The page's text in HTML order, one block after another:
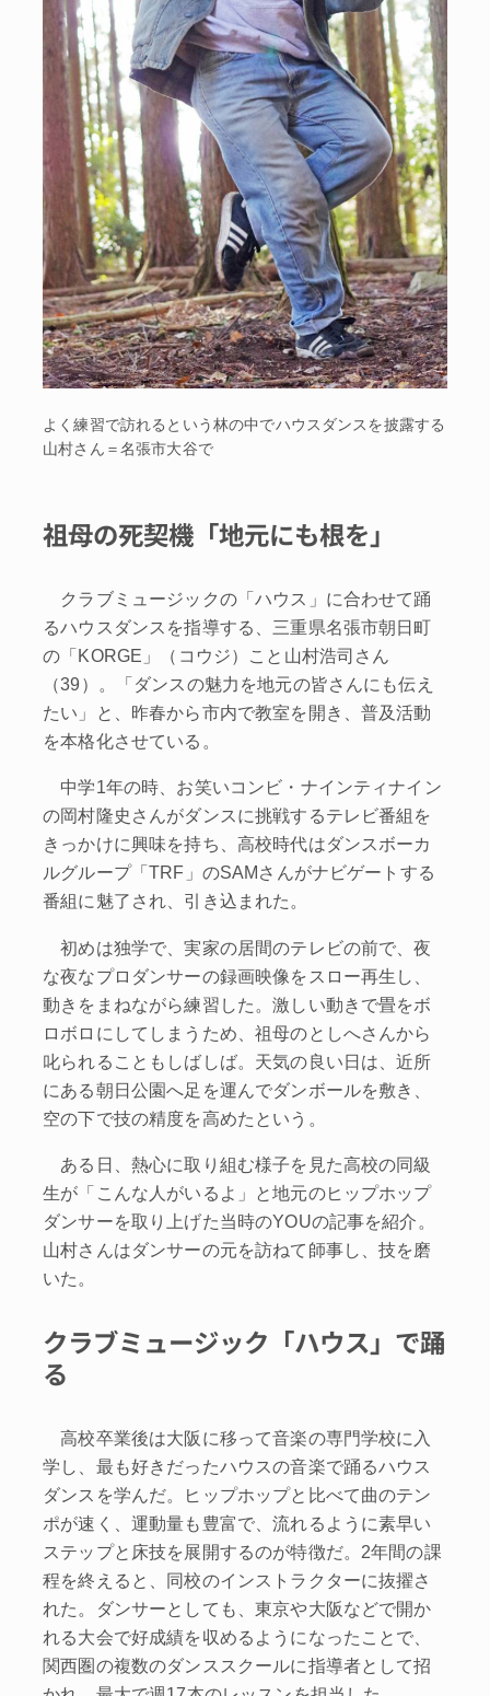
よく練習で訪れるという林の中でハウスダンスを披露する
山村さん＝名張市大谷で
祖母の死契機「地元にも根を」
クラブミュージックの「ハウス」に合わせて踊
るハウスダンスを指導する、三重県名張市朝日町
の「KORGE」（コウジ）こと山村浩司さん
（39）。「ダンスの魅力を地元の皆さんにも伝え
たい」と、昨春から市内で教室を開き、普及活動
を本格化させている。
中学1年の時、お笑いコンビ・ナインティナイン
の岡村隆史さんがダンスに挑戦するテレビ番組を
きっかけに興味を持ち、高校時代はダンスボーカ
ルグループ「TRF」のSAMさんがナビゲートする
番組に魅了され、引き込まれた。
初めは独学で、実家の居間のテレビの前で、夜
な夜なプロダンサーの録画映像をスロー再生し、
動きをまねながら練習した。激しい動きで畳をボ
ロボロにしてしまうため、祖母のとしへさんから
叱られることもしばしば。天気の良い日は、近所
にある朝日公園へ足を運んでダンボールを敷き、
空の下で技の精度を高めたという。
ある日、熱心に取り組む様子を見た高校の同級
生が「こんな人がいるよ」と地元のヒップホップ
ダンサーを取り上げた当時のYOUの記事を紹介。
山村さんはダンサーの元を訪ねて師事し、技を磨
いた。
クラブミュージック「ハウス」で踊
る
高校卒業後は大阪に移って音楽の専門学校に入
学し、最も好きだったハウスの音楽で踊るハウス
ダンスを学んだ。ヒップホップと比べて曲のテン
ポが速く、運動量も豊富で、流れるように素早い
ステップと床技を展開するのが特徴だ。2年間の課
程を終えると、同校のインストラクターに抜擢さ
れた。ダンサーとしても、東京や大阪などで開か
れる大会で好成績を収めるようになったことで、
関西圏の複数のダンススクールに指導者として招